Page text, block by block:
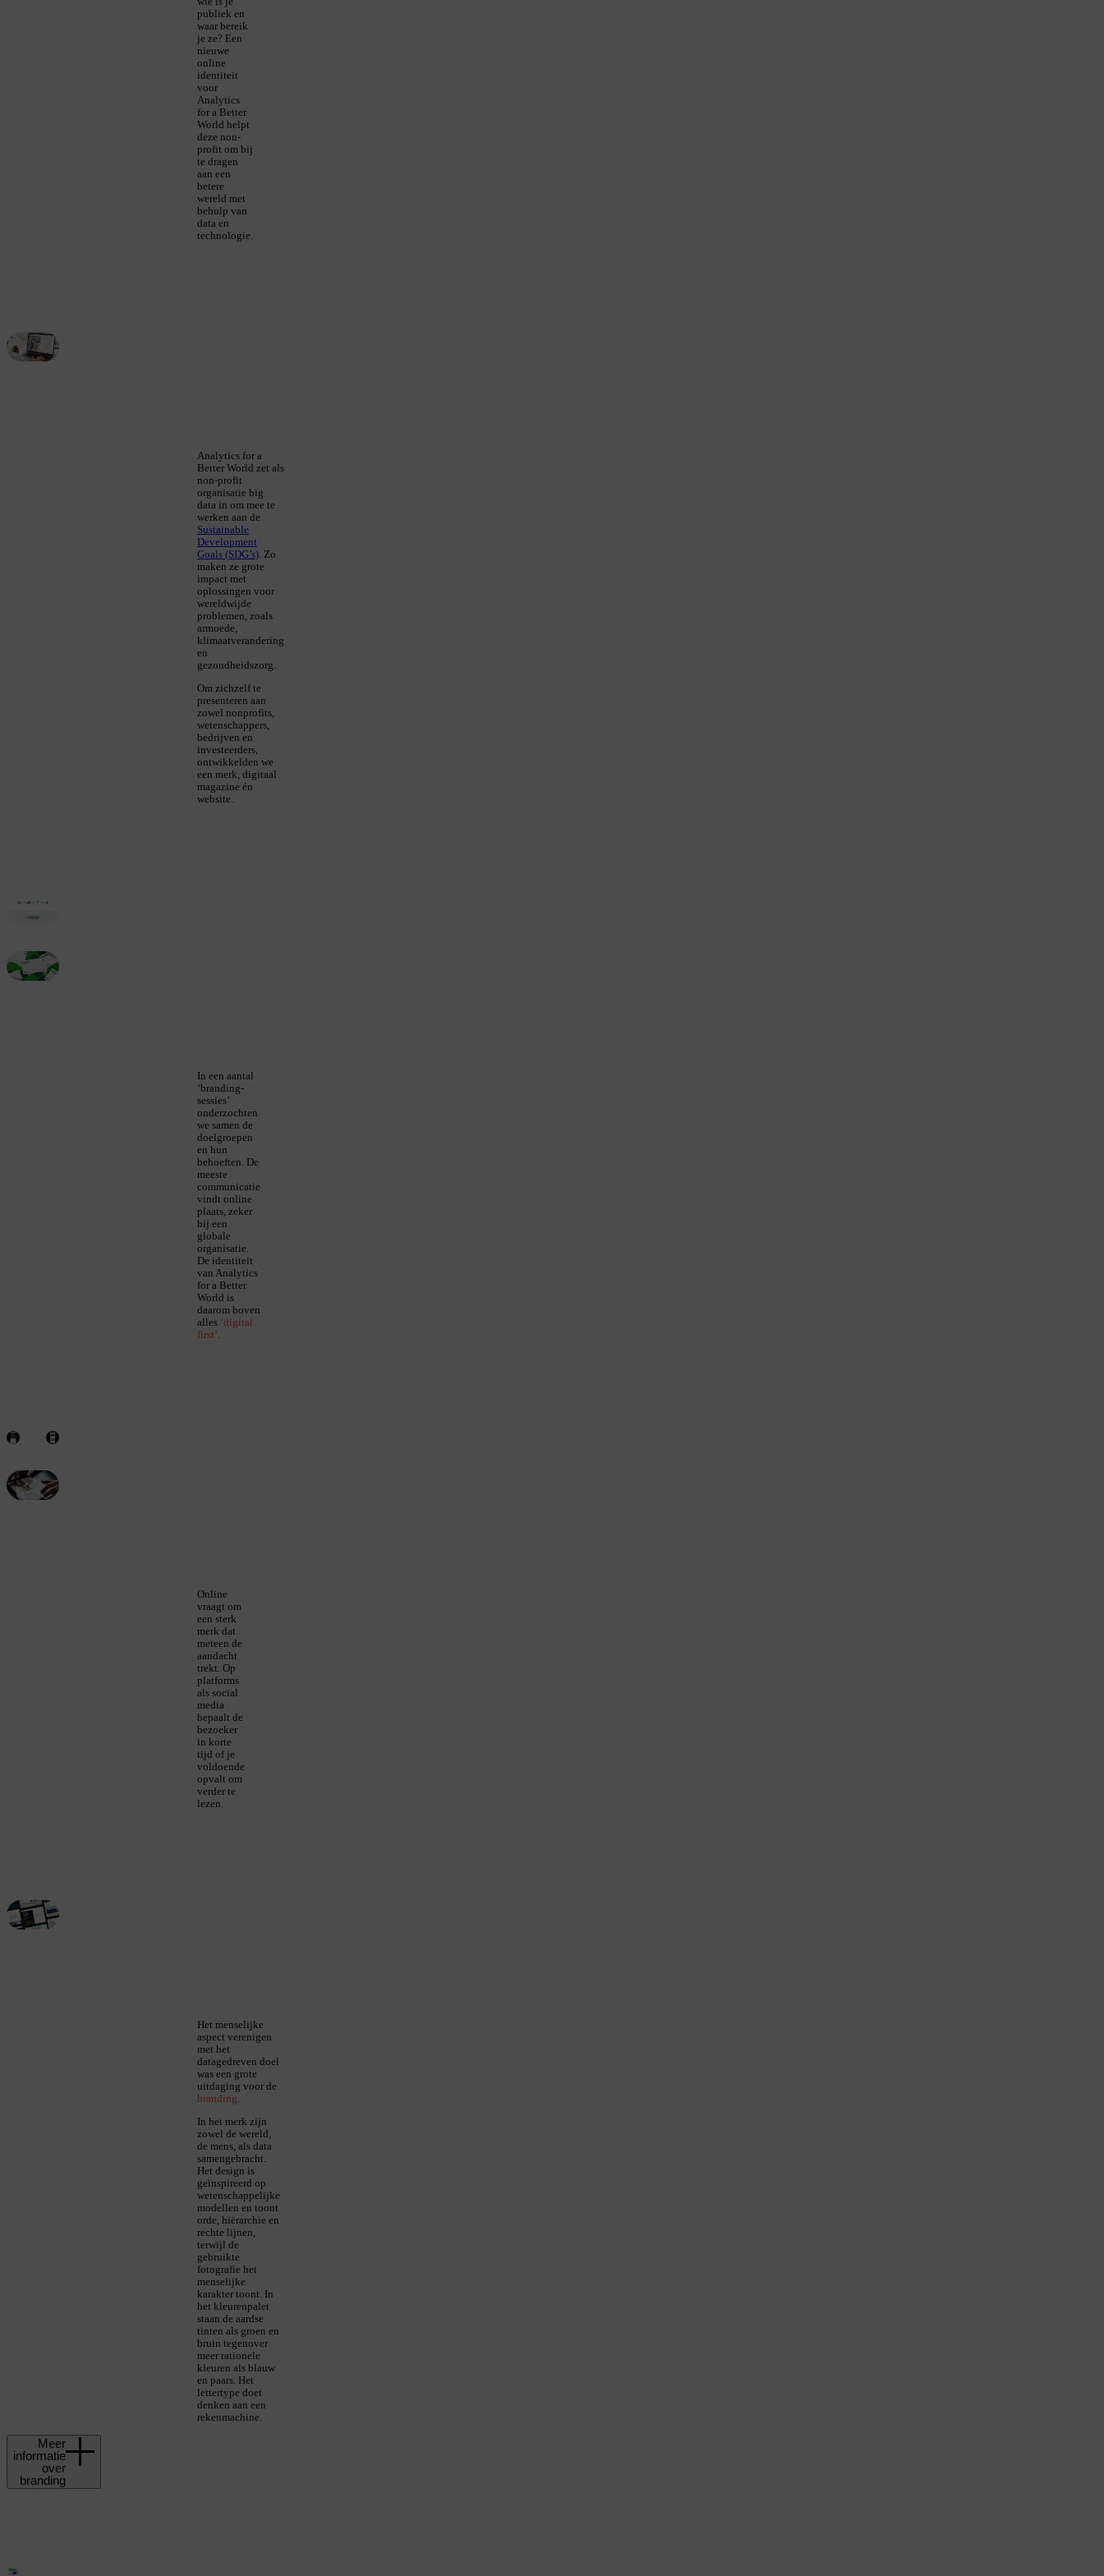
publiek en
waar bereik
je ze? Een
nieuwe
online
identiteit
voor
Analytics
for a Better
World helpt
deze non-
profit om bij
te dragen
aan een
betere
wereld met
behulp van
data en
technologie.
Analytics for a
Better World zet als
non-profit
organisatie big
data in om mee te
werken aan de
Sustainable
Development
Goals (SDG’s). Zo
maken ze grote
impact met
oplossingen voor
wereldwijde
problemen, zoals
armoede,
klimaatverandering
en
gezondheidszorg.
Om zichzelf te
presenteren aan
zowel nonprofits,
wetenschappers,
bedrijven en
investeerders,
ontwikkelden we
een merk, digitaal
magazine én
website.
In een aantal
‘branding-
sessies’
onderzochten
we samen de
doelgroepen
en hun
behoeften. De
meeste
communicatie
vindt online
plaats, zeker
bij een
globale
organisatie.
De identiteit
van Analytics
for a Better
World is
daarom boven
alles ‘digital
first’
Online
vraagt om
een sterk
merk dat
meteen de
aandacht
trekt. Op
platforms
als social
media
bepaalt de
bezoeker
in korte
tijd of je
voldoende
opvalt om
verder te
lezen.
Het menselijke
aspect verenigen
met het
datagedreven doel
was een grote
uitdaging voor de
branding.
In het merk zijn
zowel de wereld,
de mens, als data
samengebracht.
Het design is
geïnspireerd op
wetenschappelijke
modellen en toont
orde, hiërarchie en
rechte lijnen,
terwijl de
gebruikte
fotografie het
menselijke
karakter toont. In
het kleurenpalet
staan de aardse
tinten als groen en
bruin tegenover
meer rationele
kleuren als blauw
en paars. Het
lettertype doet
denken aan een
rekenmachine.
Meer
informatie
over
branding
meerdere) brand